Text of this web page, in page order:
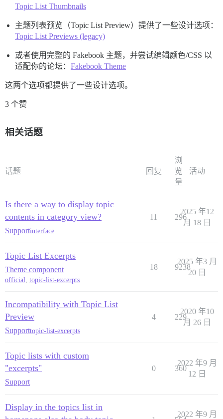
Topic List Thumbnails
主题列表预览（Topic List Preview）提供了一些设计选项：
Topic List Previews (legacy)
或者使用完整的 Fakebook 主题，并尝试编辑颜色/CSS 以
适配你的论坛： Fakebook Theme
这两个选项都提供了一些设计选项。
3 个赞
相关话题
话题 回复
浏
览
量
活动
Is there a way to display topic
contents in category view?
Supportinterface
11 296
2025 年12
月 18 日
Topic List Excerpts
Theme component
official, topic-list-excerpts
18 9238
2025 年3 月
20 日
Incompatibility with Topic List
Preview
Supporttopic-list-excerpts
4 229
2020 年10
月 26 日
Topic lists with custom
"excerpts"
Support
0 360
2022 年9 月
12 日
Display in the topics list in
2022 年9 月